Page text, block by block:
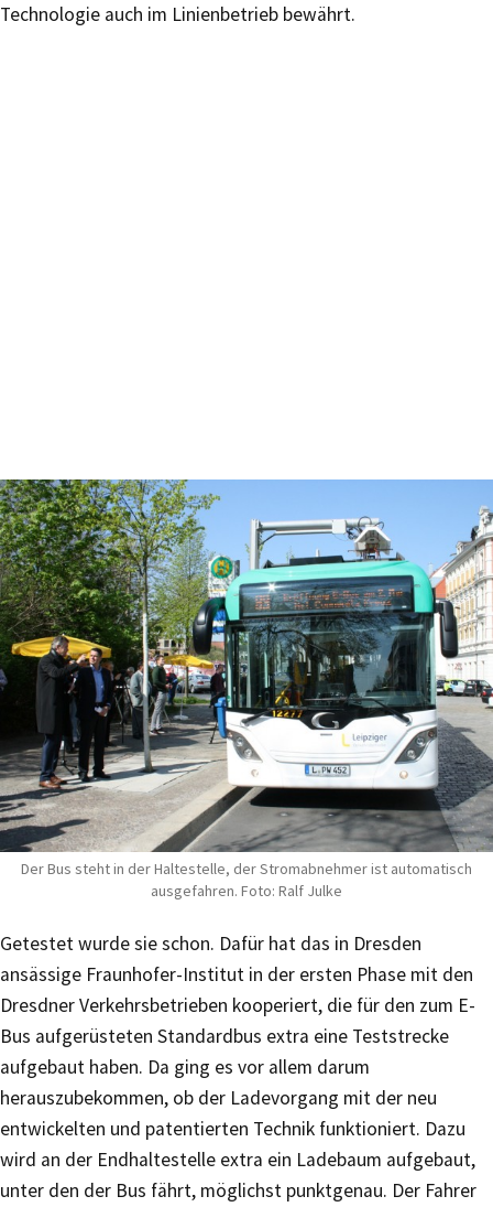
Technologie auch im Linienbetrieb bewährt.
Der Bus steht in der Haltestelle, der Stromabnehmer ist automatisch
ausgefahren. Foto: Ralf Julke
Getestet wurde sie schon. Dafür hat das in Dresden
ansässige Fraunhofer-Institut in der ersten Phase mit den
Dresdner Verkehrsbetrieben kooperiert, die für den zum E-
Bus aufgerüsteten Standardbus extra eine Teststrecke
aufgebaut haben. Da ging es vor allem darum
herauszubekommen, ob der Ladevorgang mit der neu
entwickelten und patentierten Technik funktioniert. Dazu
wird an der Endhaltestelle extra ein Ladebaum aufgebaut,
unter den der Bus fährt, möglichst punktgenau. Der Fahrer